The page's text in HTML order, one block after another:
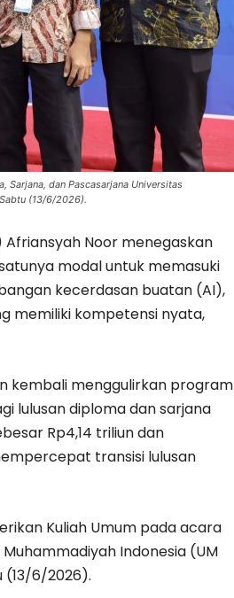
Sarjana, dan Pascasarjana Universitas
(13/6/2026).
Noor menegaskan
modal untuk memasuki
kecerdasan buatan (AI),
memiliki kompetensi nyata,
kembali menggulirkan program
lulusan diploma dan sarjana
Rp4,14 triliun dan
transisi lulusan
Kuliah Umum pada acara
Indonesia (UM
(13/6/2026).